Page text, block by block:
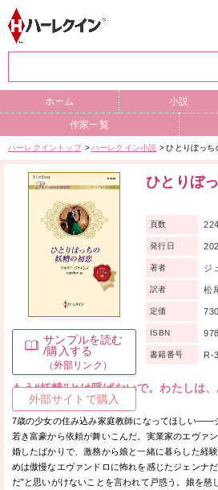
ホーム 小説
作家一覧
ハーレクイントップ ハーレクイン小説 ひとりぼっち
サンプルを読む
/購入する
（外部リンク）
外部サイトで購入
ひとりぼ
もう“妖精”とは呼ばないで。わたしは
の女。
7歳の少女の住み込み家庭教師になってほしい——
若き富豪から依頼が舞いこんだ。実業家のエヴァ
婚したばかりで、激務から娘と一緒に暮らした経
めは傲慢なエヴァンドロに怖れを感じたジェンナ
だ”と思いがけないことを言われて戸惑う。娘を慈
頁数
発行日
著者 ジ
訳者 松
定価
ISBN
書籍番号 R-